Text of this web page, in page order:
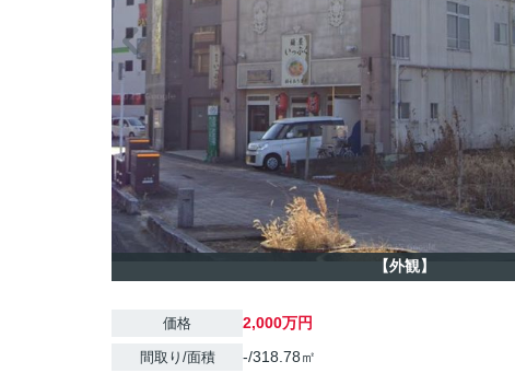
【外観】
価格 2,000万円
間取り/面積 -/318.78㎡